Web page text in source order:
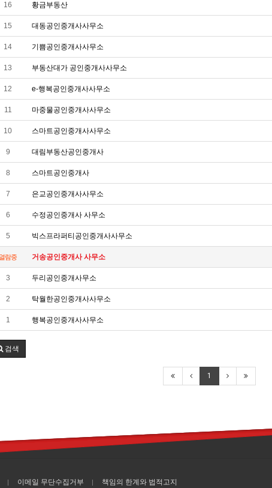
16 황금부동산
15 대동공인중개사사무소
14 기쁨공인중개사사무소
13 부동산대가 공인중개사사무소
12 e-행복공인중개사사무소
11 마중물공인중개사사무소
10 스마트공인중개사사무소
9 대림부동산공인중개사
8 스마트공인중개사
7 은교공인중개사사무소
6 수정공인중개사 사무소
5 빅스프라퍼티공인중개사사무소
람중 거송공인중개사 사무소
3 두리공인중개사무소
2 탁월한공인중개사사무소
1 행복공인중개사사무소
검색
1
이메일 무단수집거부 책임의 한계와 법적고지